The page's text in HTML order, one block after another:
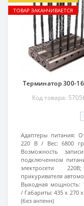
ТОВАР ЗАКАНЧИВАЕТСЯ
Терминатор 300-
Код товара:
Адаптеры питания:
220 В
Вес: 6800
Возможность
подключенном
электросети
прикуривателя
Выходная мощность:
Габариты: 435 х 270
(без антенн)